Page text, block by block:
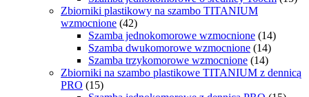
Zbiorniki plastikowy na szambo TITANIUM
wzmocnione (42)
Szamba jednokomorowe wzmocnione (14)
Szamba dwukomorowe wzmocnione (14)
Szamba trzykomorowe wzmocnione (14)
Zbiorniki na szambo plastikowe TITANIUM z dennicą
PRO (15)